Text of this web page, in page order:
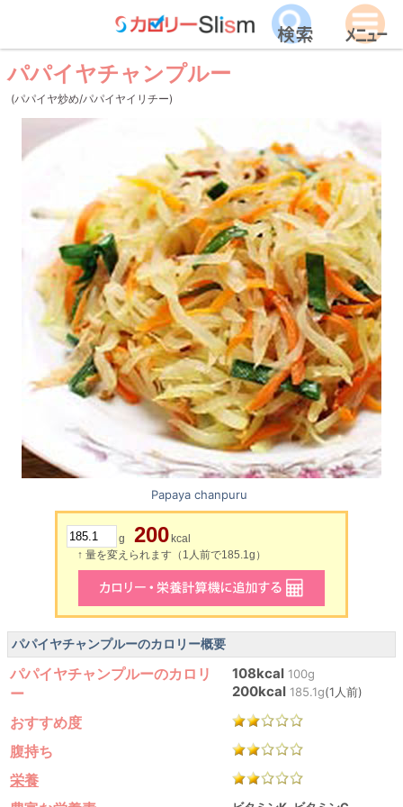
パパイヤチャンプルー
(パパイヤ炒め/パパイヤイリチー)
Papaya chanpuru
g 200 kcal
↑ 量を変えられます（1人前で185.1g）
パパイヤチャンプルーのカロリー概要
パパイヤチャンプルーのカロリ
ー
108kcal 100g
200kcal 185.1g(1人前)
おすすめ度
腹持ち
栄養